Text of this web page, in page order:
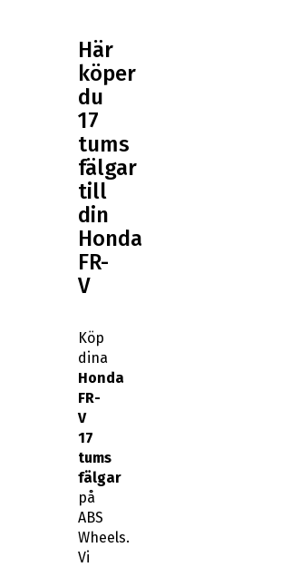
Här
köper
du
17
tums
fälgar
till
din
Honda
FR-
V
Köp
dina
Honda
FR-
V
17
tums
fälgar
på
ABS
Wheels.
Vi